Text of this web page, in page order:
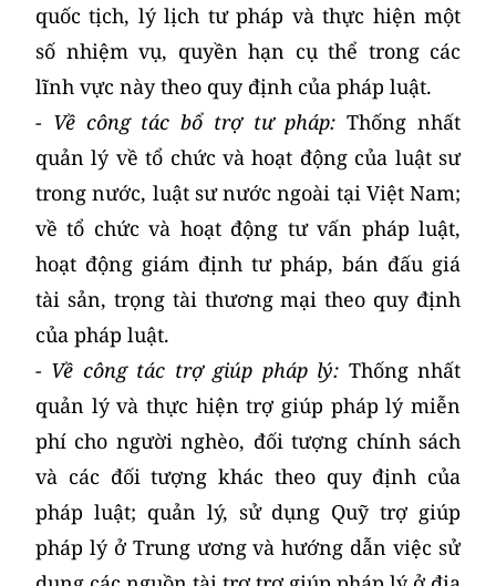
quốc tịch, lý lịch tư pháp và thực hiện một
số nhiệm vụ, quyền hạn cụ thể trong các
lĩnh vực này theo quy định của pháp luật.
- Về công tác bổ trợ tư pháp: Thống nhất
quản lý về tổ chức và hoạt động của luật sư
trong nước, luật sư nước ngoài tại Việt Nam;
về tổ chức và hoạt động tư vấn pháp luật,
hoạt động giám định tư pháp, bán đấu giá
tài sản, trọng tài thương mại theo quy định
của pháp luật.
- Về công tác trợ giúp pháp lý: Thống nhất
quản lý và thực hiện trợ giúp pháp lý miễn
phí cho người nghèo, đối tượng chính sách
và các đối tượng khác theo quy định của
pháp luật; quản lý, sử dụng Quỹ trợ giúp
pháp lý ở Trung ương và hướng dẫn việc sử